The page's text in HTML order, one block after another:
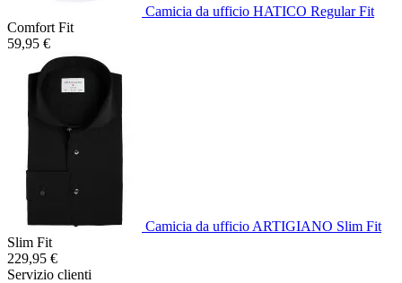
Camicia da ufficio HATICO Regular Fit
Comfort Fit
59,95 €
Camicia da ufficio ARTIGIANO Slim Fit
Slim Fit
229,95 €
Servizio clienti